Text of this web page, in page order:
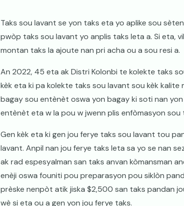
Taks sou lavant se yon taks eta yo aplike sou
pwòp taks sou lavant yo anplis taks leta a. Si eta,
montan taks la ajoute nan pri acha ou a sou resi a.
An 2022, 45 eta ak Distri Kolonbi te kolekte taks
kèk eta ki pa kolekte taks sou lavant sou kèk
bagay sou entènèt oswa yon bagay ki soti nan
entènèt eta w la pou w jwenn plis enfòmasyon
Gen kèk eta ki gen jou ferye taks sou lavant tou
lavant. Anpil nan jou ferye taks leta sa yo se nan
ak rad espesyalman san taks anvan kòmansman
enèji oswa founiti pou preparasyon pou siklòn
prèske nenpòt atik jiska $2,500 san taks pandan
wè si eta ou a gen yon jou ferye taks.